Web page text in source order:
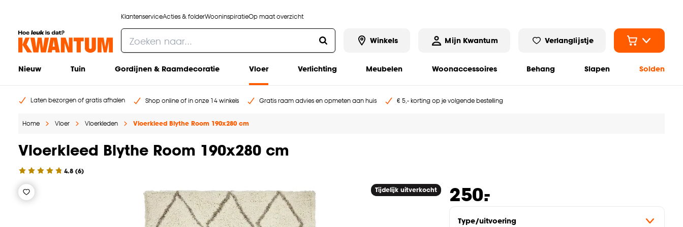
KlantenserviceActies & folderWooninspiratieOp maat overzicht
Winkels Mijn Kwantum Verlanglijstje
Nieuw Tuin Gordijnen & Raamdecoratie Vloer Verlichting Meubelen Woonaccessoires Behang Slapen Solden
Laten bezorgen of gratis afhalen Shop online of in onze 14 winkels Gratis raam advies en opmeten aan huis € 5,- korting op je volgende bestelling
Home Vloer Vloerkleden Vloerkleed Blythe Room 190x280 cm
Vloerkleed Blythe Room 190x280 cm
4.8 (6)
Tijdelijk uitverkocht 250.
-
Type/uitvoering